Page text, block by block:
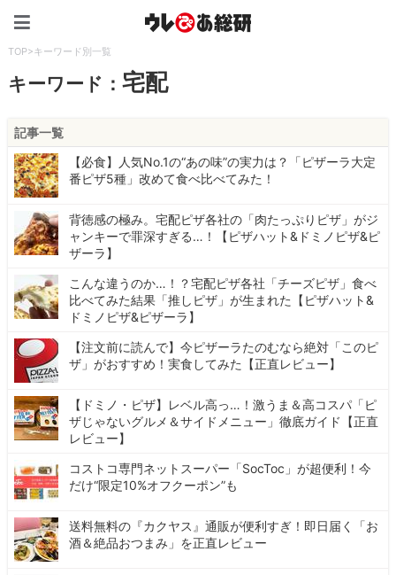
TOP>キーワード別一覧
キーワード：宅配
記事一覧
【必食】人気No.1の“あの味”の実力は？「ピザーラ大定
番ピザ5種」改めて食べ比べてみた！
背徳感の極み。宅配ピザ各社の「肉たっぷりピザ」がジ
ャンキーで罪深すぎる…！【ピザハット&ドミノピザ&ピ
ザーラ】
こんな違うのか…！？宅配ピザ各社「チーズピザ」食べ
比べてみた結果「推しピザ」が生まれた【ピザハット&
ドミノピザ&ピザーラ】
【注文前に読んで】今ピザーラたのむなら絶対「このピ
ザ」がおすすめ！実食してみた【正直レビュー】
【ドミノ・ピザ】レベル高っ…！激うま＆高コスパ「ピ
ザじゃないグルメ＆サイドメニュー」徹底ガイド【正直
レビュー】
コストコ専門ネットスーパー「SocToc」が超便利！今
だけ“限定10%オフクーポン”も
送料無料の『カクヤス』通販が便利すぎ！即日届く「お
酒＆絶品おつまみ」を正直レビュー